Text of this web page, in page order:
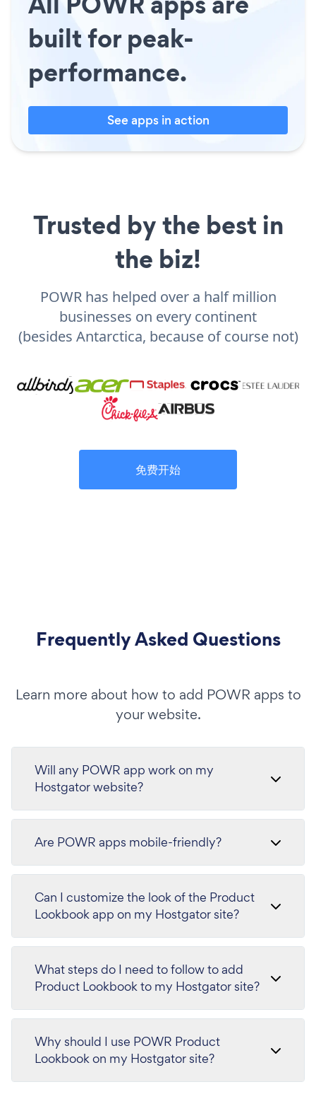
built for peak-
performance.
See apps in action
Trusted by the best in
the biz!
POWR has helped over a half million
businesses on every continent
(besides Antarctica, because of course not)
免费开始
Frequently Asked Questions
Learn more about how to add POWR apps to
your website.
Will any POWR app work on my
Hostgator website?
Are POWR apps mobile-friendly?
Can I customize the look of the Product
Lookbook app on my Hostgator site?
What steps do I need to follow to add
Product Lookbook to my Hostgator site?
Why should I use POWR Product
Lookbook on my Hostgator site?